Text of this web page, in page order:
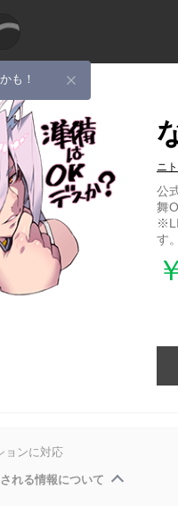
も！
ニ
公
舞
す。
ョンに対応
れる情報について